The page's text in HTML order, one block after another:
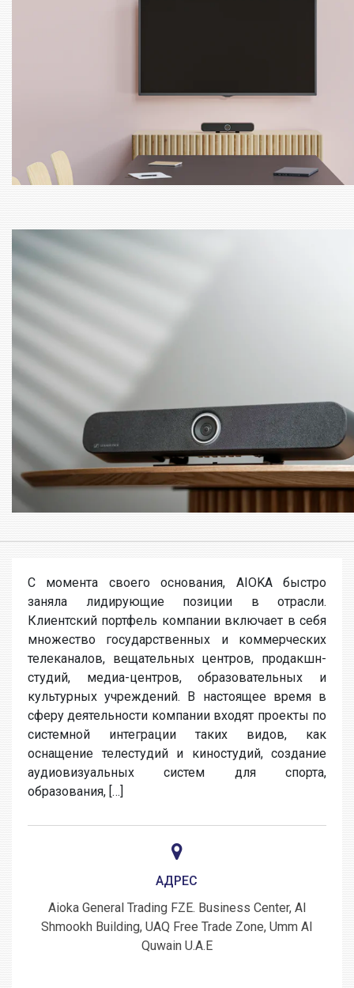
С момента своего основания, AIOKA быстро
заняла лидирующие позиции в отрасли.
Клиентский портфель компании включает в себя
множество государственных и коммерческих
телеканалов, вещательных центров, продакшн-
студий, медиа-центров, образовательных и
культурных учреждений. В настоящее время в
сферу деятельности компании входят проекты по
системной интеграции таких видов, как
оснащение телестудий и киностудий, создание
аудиовизуальных систем для спорта,
образования, […]
АДРЕС
Aioka General Trading FZE. Business Center, Al
Shmookh Building, UAQ Free Trade Zone, Umm Al
Quwain U.A.E